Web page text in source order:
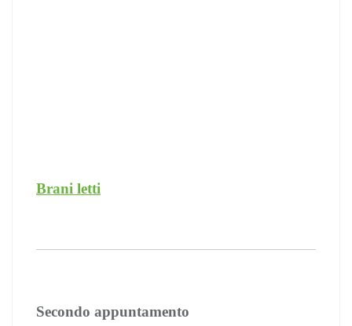
Brani letti
Secondo appuntamento